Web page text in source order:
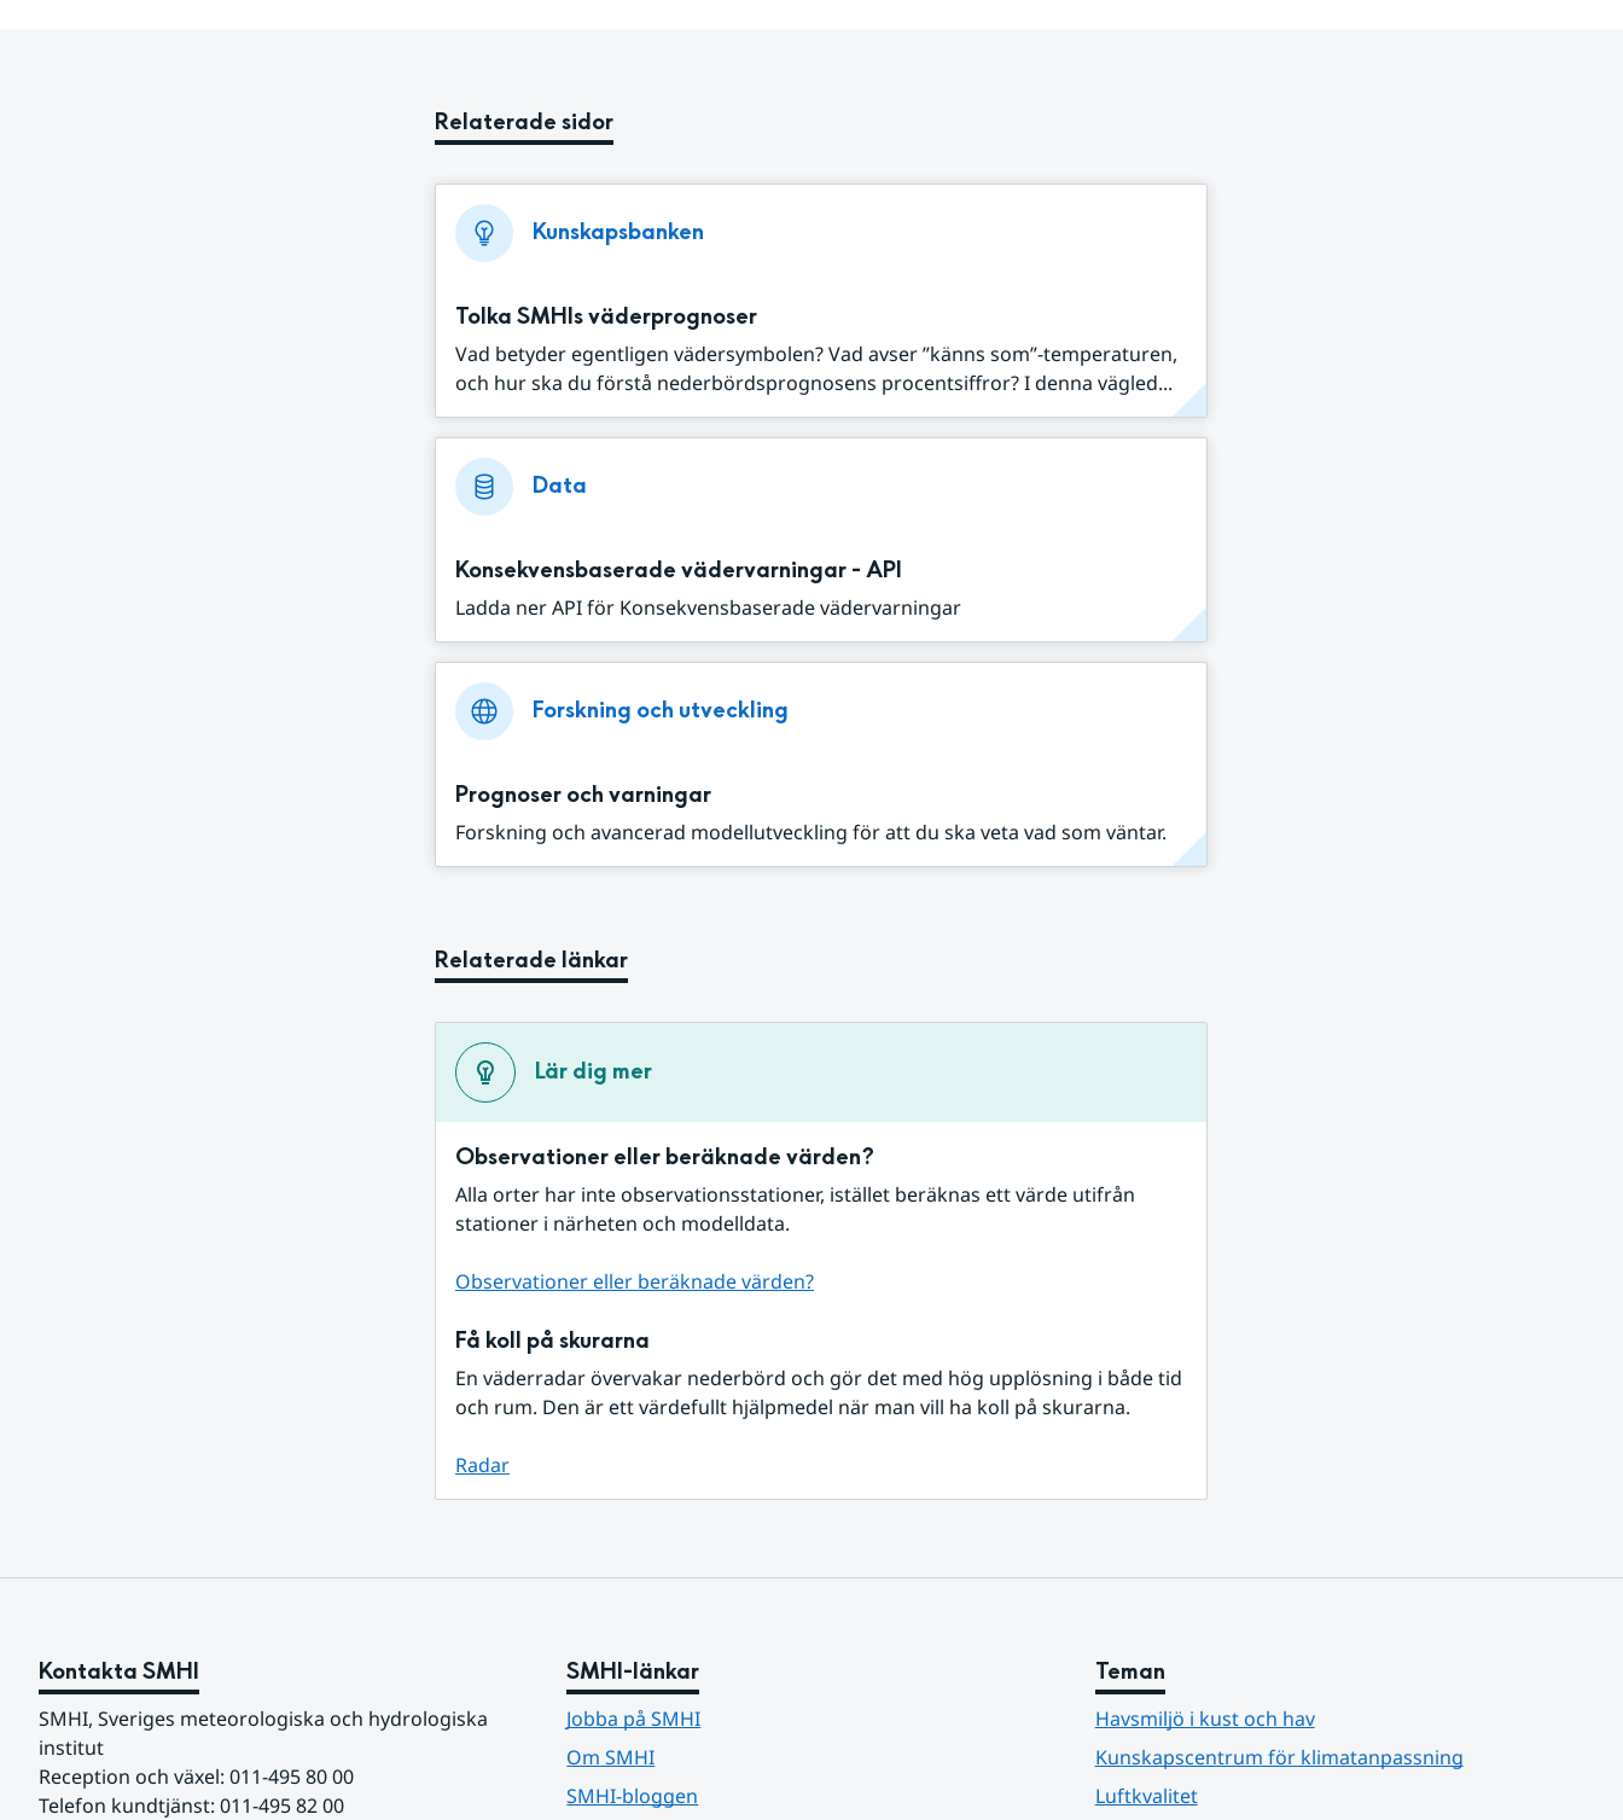
Relaterade sidor
Kunskapsbanken
Tolka SMHIs väderprognoser
Vad betyder egentligen vädersymbolen? Vad avser ”känns som”-temperaturen,
och hur ska du förstå nederbördsprognosens procentsiffror? I denna vägled...
Data
Konsekvensbaserade vädervarningar - API
Ladda ner API för Konsekvensbaserade vädervarningar
Forskning och utveckling
Prognoser och varningar
Forskning och avancerad modellutveckling för att du ska veta vad som väntar.
Relaterade länkar
Lär dig mer
Observationer eller beräknade värden?
Alla orter har inte observationsstationer, istället beräknas ett värde utifrån
stationer i närheten och modelldata.
Observationer eller beräknade värden?
Få koll på skurarna
En väderradar övervakar nederbörd och gör det med hög upplösning i både tid
och rum. Den är ett värdefullt hjälpmedel när man vill ha koll på skurarna.
Radar
Kontakta SMHI
SMHI, Sveriges meteorologiska och hydrologiska
institut
Reception och växel: 011-495 80 00
Telefon kundtjänst: 011-495 82 00
SMHI-länkar
Jobba på SMHI
Om SMHI
SMHI-bloggen
Teman
Havsmiljö i kust och hav
Kunskapscentrum för klimatanpassning
Luftkvalitet